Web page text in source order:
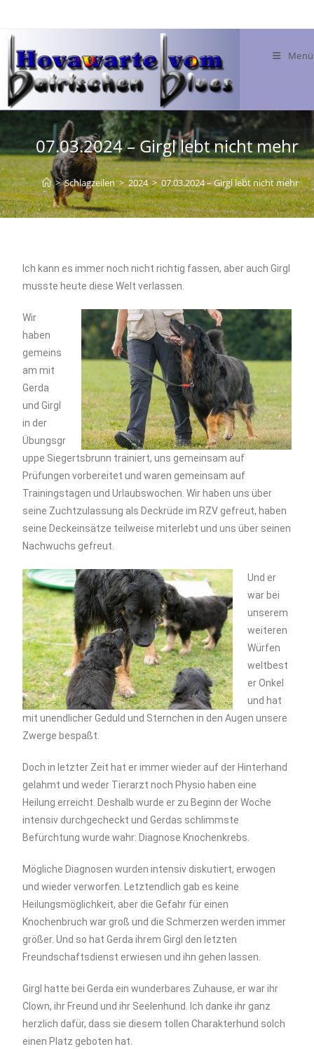
Menü
07.03.2024 – Girgl lebt nicht mehr
> Schlagzeilen > 2024 > 07.03.2024 – Girgl lebt nicht mehr
Ich kann es immer noch nicht richtig fassen, aber auch Girgl
musste heute diese Welt verlassen.
Wir
haben
gemeins
am mit
Gerda
und Girgl
in der
Übungsgr
uppe Siegertsbrunn trainiert, uns gemeinsam auf
Prüfungen vorbereitet und waren gemeinsam auf
Trainingstagen und Urlaubswochen. Wir haben uns über
seine Zuchtzulassung als Deckrüde im RZV gefreut, haben
seine Deckeinsätze teilweise miterlebt und uns über seinen
Nachwuchs gefreut.
Und er
war bei
unserem
weiteren
Würfen
weltbest
er Onkel
und hat
mit unendlicher Geduld und Sternchen in den Augen unsere
Zwerge bespaßt.
Doch in letzter Zeit hat er immer wieder auf der Hinterhand
gelahmt und weder Tierarzt noch Physio haben eine
Heilung erreicht. Deshalb wurde er zu Beginn der Woche
intensiv durchgecheckt und Gerdas schlimmste
Befürchtung wurde wahr: Diagnose Knochenkrebs.
Mögliche Diagnosen wurden intensiv diskutiert, erwogen
und wieder verworfen. Letztendlich gab es keine
Heilungsmöglichkeit, aber die Gefahr für einen
Knochenbruch war groß und die Schmerzen werden immer
größer. Und so hat Gerda ihrem Girgl den letzten
Freundschaftsdienst erwiesen und ihn gehen lassen.
Girgl hatte bei Gerda ein wunderbares Zuhause, er war ihr
Clown, ihr Freund und ihr Seelenhund. Ich danke ihr ganz
herzlich dafür, dass sie diesem tollen Charakterhund solch
einen Platz geboten hat.